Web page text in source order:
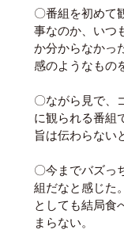
〇番組を初めて
事なのか、いつ
か分からなかっ
感のようなもの
〇ながら見で、
に観られる番組
旨は伝わらない
〇今までバズっ
組だなと感じた
としても結局食
まらない。